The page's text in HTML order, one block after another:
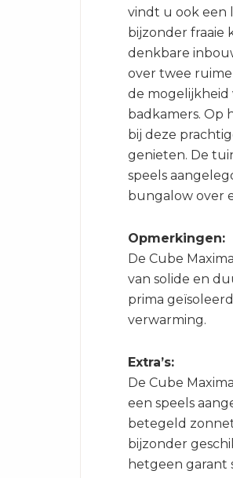
vindt u ook een
bijzonder fraaie
denkbare
over twee
de mogelijkheid
badkamers. Op
bij deze
genieten. De
speels
bungalow over
Opmerkingen:
De Cube
van solide en
prima
verwarming.
Extra’s:
De Cube
een speels
betegeld
bijzonder
hetgeen garant